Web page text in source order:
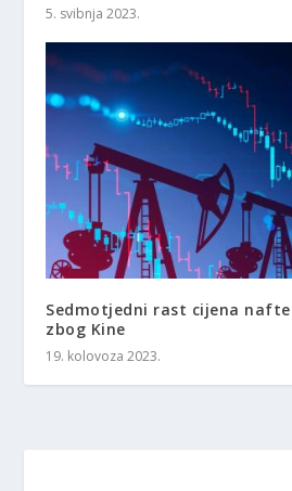
5. svibnja 2023.
Sedmotjedni rast cijena
zbog Kine
19. kolovoza 2023.